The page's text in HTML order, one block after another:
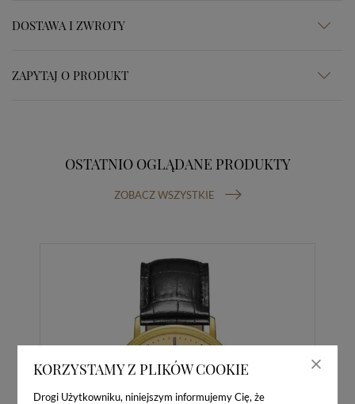
KORZYSTAMY Z PLIKÓW COOKIE
Drogi Użytkowniku, niniejszym informujemy Cię, że
DOSTAWA I ZWROTY
ZAPYTAJ O PRODUKT
OSTATNIO OGLĄDANE PRODUKTY
ZOBACZ WSZYSTKIE